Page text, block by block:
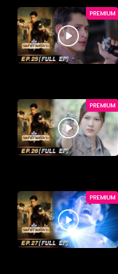
PREMIUM
PREMIUM
PREMIUM